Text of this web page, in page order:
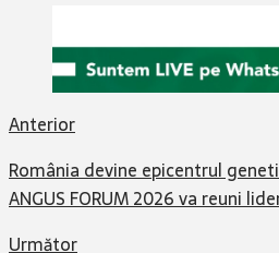
Anterior
România devine epicentrul
ANGUS FORUM 2026 va reuni
Următor